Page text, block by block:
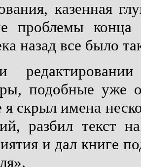
казенная
проблемы конца
назад все было
подобные уже
я скрыл имена
разбил текст
и дал книге